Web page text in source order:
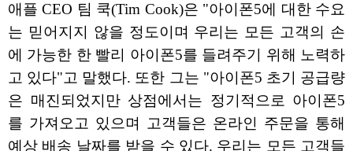
애플 CEO 팀 쿡(Tim Cook)은 "아이폰5에 대한 수요
는 믿어지지 않을 정도이며 우리는 모든 고객의 손
에 가능한 한 빨리 아이폰5를 들려주기 위해 노력하
고 있다"고 말했다. 또한 그는 "아이폰5 초기 공급량
은 매진되었지만 상점에서는 정기적으로 아이폰5
를 가져오고 있으며 고객들은 온라인 주문을 통해
예상 배송 날짜를 받을 수 있다. 우리는 모든 고객들